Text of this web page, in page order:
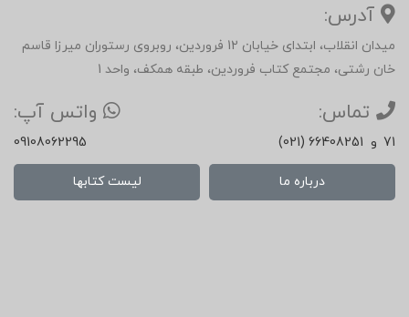
آدرس:
میدان انقلاب، ابتدای خیابان 12 فروردین، روبروی رستوران میرزا قاسم
خان رشتی، مجتمع کتاب فروردین، طبقه همکف، واحد 1
تماس:
(021) 66408251 و 71
واتس آپ:
09108062295
درباره ما لیست کتابها